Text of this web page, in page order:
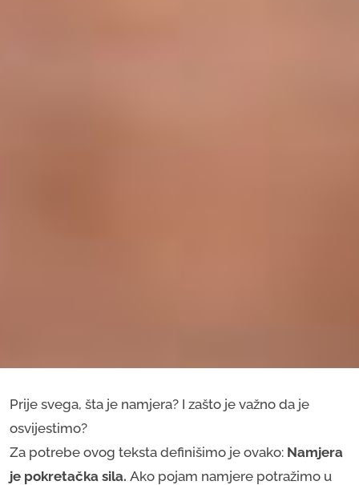
Prije svega, šta je namjera? I zašto je važno da je
osvijestimo?
Za potrebe ovog teksta definišimo je ovako: Namjera
je pokretačka sila. Ako pojam namjere potražimo u